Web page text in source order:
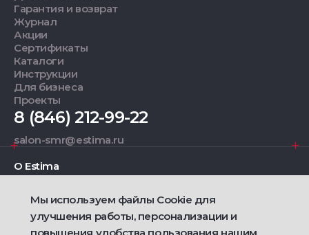
Гарантия и возврат
Журнал
Акции
Сертификаты
Каталоги
Инструкции
Для бизнеса
Проекты
8 (846) 212-99-22
salon-smr@estima.ru
О Estima
Дизайнерам
Мы используем файлы Cookie для
улучшения работы, персонализации и